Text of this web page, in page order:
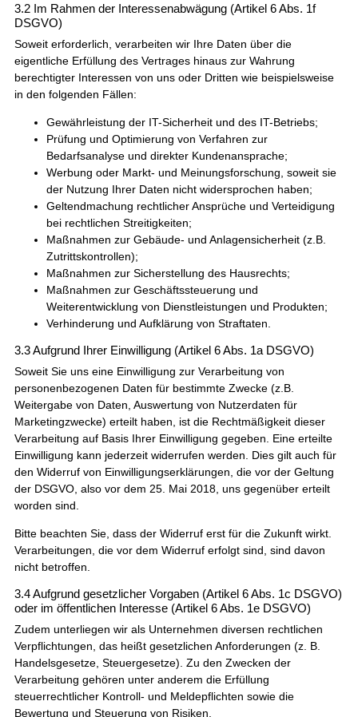
3.2 Im Rahmen der Interessenabwägung (Artikel 6 Abs. 1f
DSGVO)
Soweit erforderlich, verarbeiten wir Ihre Daten über die
eigentliche Erfüllung des Vertrages hinaus zur Wahrung
berechtigter Interessen von uns oder Dritten wie beispielsweise
in den folgenden Fällen:
Gewährleistung der IT-Sicherheit und des IT-Betriebs;
Prüfung und Optimierung von Verfahren zur
Bedarfsanalyse und direkter Kundenansprache;
Werbung oder Markt- und Meinungsforschung, soweit sie
der Nutzung Ihrer Daten nicht widersprochen haben;
Geltendmachung rechtlicher Ansprüche und Verteidigung
bei rechtlichen Streitigkeiten;
Maßnahmen zur Gebäude- und Anlagensicherheit (z.B.
Zutrittskontrollen);
Maßnahmen zur Sicherstellung des Hausrechts;
Maßnahmen zur Geschäftssteuerung und
Weiterentwicklung von Dienstleistungen und Produkten;
Verhinderung und Aufklärung von Straftaten.
3.3 Aufgrund Ihrer Einwilligung (Artikel 6 Abs. 1a DSGVO)
Soweit Sie uns eine Einwilligung zur Verarbeitung von
personenbezogenen Daten für bestimmte Zwecke (z.B.
Weitergabe von Daten, Auswertung von Nutzerdaten für
Marketingzwecke) erteilt haben, ist die Rechtmäßigkeit dieser
Verarbeitung auf Basis Ihrer Einwilligung gegeben. Eine erteilte
Einwilligung kann jederzeit widerrufen werden. Dies gilt auch für
den Widerruf von Einwilligungserklärungen, die vor der Geltung
der DSGVO, also vor dem 25. Mai 2018, uns gegenüber erteilt
worden sind.
Bitte beachten Sie, dass der Widerruf erst für die Zukunft wirkt.
Verarbeitungen, die vor dem Widerruf erfolgt sind, sind davon
nicht betroffen.
3.4 Aufgrund gesetzlicher Vorgaben (Artikel 6 Abs. 1c DSGVO)
oder im öffentlichen Interesse (Artikel 6 Abs. 1e DSGVO)
Zudem unterliegen wir als Unternehmen diversen rechtlichen
Verpflichtungen, das heißt gesetzlichen Anforderungen (z. B.
Handelsgesetze, Steuergesetze). Zu den Zwecken der
Verarbeitung gehören unter anderem die Erfüllung
steuerrechtlicher Kontroll- und Meldepflichten sowie die
Bewertung und Steuerung von Risiken.